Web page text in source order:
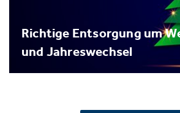
Richtige Entsorgung um
und Jahreswechsel